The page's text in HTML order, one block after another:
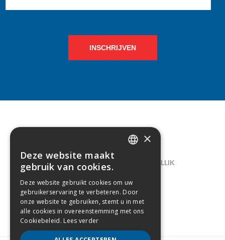
INSCHRIJVEN
CONTACT
LELIEGAARDE 22, B-1731 ZELLIK
02/238.10.11
INFO@CREAMODA.BE
BE0407.694.265
×
Deze website maakt
gebruik van cookies.
Deze website gebruikt cookies om uw
gebruikerservaring te verbeteren. Door
onze website te gebruiken, stemt u in met
alle cookies in overeenstemming met ons
Cookiebeleid. Lees verder